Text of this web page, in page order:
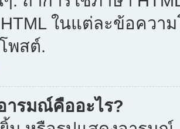
ในแต่ละข้อคว
พสต์.
ารมณ์คืออะไร?